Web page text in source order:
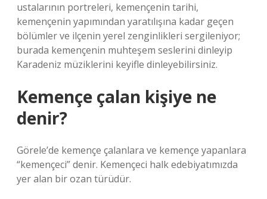
ustalarının portreleri, kemençenin tarihi,
kemençenin yapımından yaratılışına kadar geçen
bölümler ve ilçenin yerel zenginlikleri sergileniyor;
burada kemençenin muhteşem seslerini dinleyip
Karadeniz müziklerini keyifle dinleyebilirsiniz.
Kemençe çalan kişiye ne
denir?
Görele’de kemençe çalanlara ve kemençe yapanlara
“kemençeci” denir. Kemençeci halk edebiyatımızda
yer alan bir ozan türüdür.